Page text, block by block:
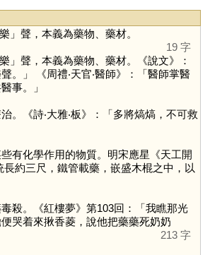
樂 」聲，本義為藥物、藥材。
19 字
樂 」聲，本義為藥物、藥材。《說文》：
。」 《周禮‧天官‧醫師》：「醫師掌醫
事。」
。《詩‧大雅‧板》：「多將熇熇，不可救
有化學作用的物質。明宋應星《天工開
長約三尺，鐵管載藥，嵌盛木棍之中，以
殺。《紅樓夢》第103回：「我瞧那光
哭着來揪香菱，說他把藥藥死奶奶
213 字